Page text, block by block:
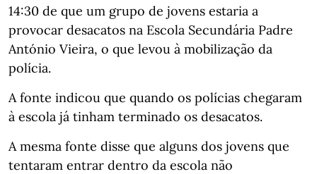
14:30 de que um grupo de jovens estaria a
provocar desacatos na Escola Secundária Padre
António Vieira, o que levou à mobilização da
polícia.
A fonte indicou que quando os polícias chegaram
à escola já tinham terminado os desacatos.
A mesma fonte disse que alguns dos jovens que
tentaram entrar dentro da escola não